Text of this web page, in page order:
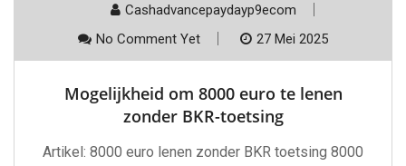
Cashadvancepaydayp9ecom
No Comment Yet
27 Mei 2025
Mogelijkheid om 8000 euro te lenen
zonder BKR-toetsing
Artikel: 8000 euro lenen zonder BKR toetsing 8000